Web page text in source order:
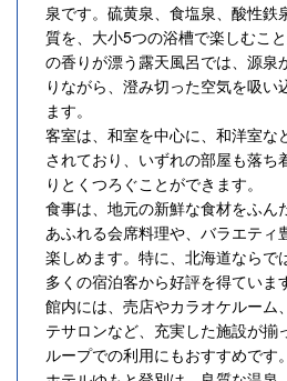
泉です。硫黄泉、食塩泉、酸性鉄
質を、大小5つの浴槽で楽しむこ
の香りが漂う露天風呂では、源泉
りながら、澄み切った空気を吸
ます。
客室は、和室を中心に、和洋室な
されており、いずれの部屋も落ち
りとくつろぐことができます。
食事は、地元の新鮮な食材をふん
あふれる会席料理や、バラエティ
楽しめます。特に、北海道ならで
多くの宿泊客から好評を得ていま
館内には、売店やカラオケルーム
テサロンなど、充実した施設が揃
ループでの利用にもおすすめです。